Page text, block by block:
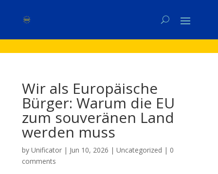
Wir als Europäische
Bürger: Warum die EU
zum souveränen Land
werden muss
by Unificator| Jun 10, 2026 | Uncategorized | 0
comments